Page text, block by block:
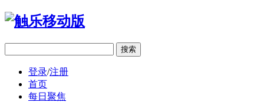
移动版
登录/注册
首页
每日聚焦